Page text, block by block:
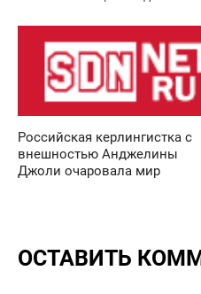
Российская керлингистка с
внешностью Анджелины
Джоли очаровала мир
ОСТАВИТЬ